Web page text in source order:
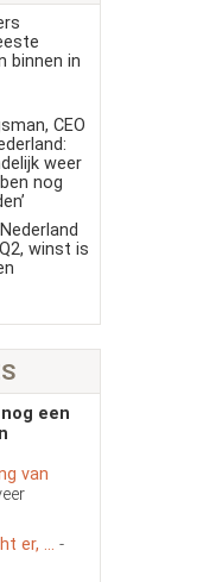
binnen in
CEO
weer
nog
winst is
een
van
er, ... -